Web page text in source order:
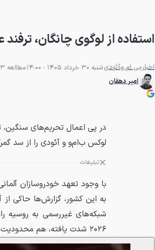
استفاده از لوگوی چانگان،
اخباربی ام وآئودیشنبه 30 خرداد 1405 - 14:00
مطالعه 3 دقیقه
امیر دهقان
در پی اعمال تحریم‌های سنگین،
لوکس ب‌ام‌و و آئودی را از سد
تبلیغات
با وجود تعهد خودروسازان
به این کشور، گزارش‌ها حاکی
۲۰۲۶ شدت یافته، هم محدودیت‌های قانونی سازندگان و هم ممنوعیت‌های گمرکی را دور میزند.